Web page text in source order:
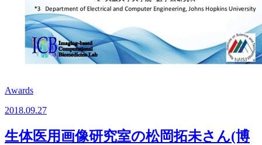
Awards
2018.09.27
生体医用画像研究室の松岡拓未さん(博